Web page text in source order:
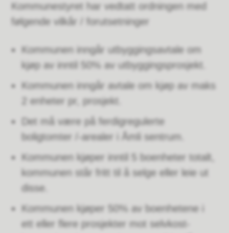
Kommunestyret har vedtatt ordningen med
følgende vilkår / forutsetninger
Kommunen inngår utbyggingsavtale om
kjøp av inntil 50% av utbyggingsprosjekt.
Kommunen inngår avtale om kjøp av maks
2 enheter pr, prosjekt.
Det må være på ferdigregulerte
boligtomter /-arealer i Åmli sentrum.
Kommunen kjøper inntil 5 boenheter totalt,
kommunen står fritt til å selge eller leie ut
disse.
Kommunen kjøper 50% av boenhetene i
ett eller flere prosjekter mot selvkost-